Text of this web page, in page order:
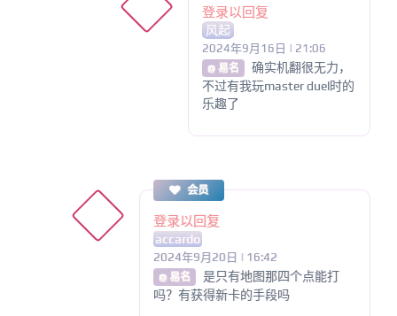
登录以回复
风起
2024年9月16日 | 21:06
@ 易名
确实机翻很无力，
不过有我玩master duel时的
乐趣了
会员
登录以回复
accardo
2024年9月20日 | 16:42
@ 易名
是只有地图那四个点能打
吗？有获得新卡的手段吗